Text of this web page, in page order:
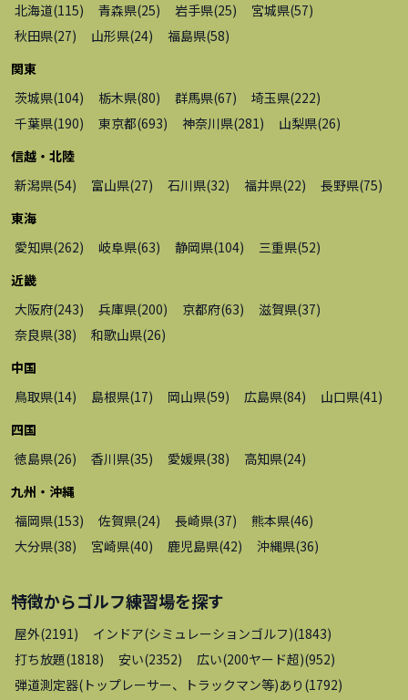
北海道(115) 青森県(25) 岩手県(25) 宮城県(57)
秋田県(27) 山形県(24) 福島県(58)
関東
茨城県(104) 栃木県(80) 群馬県(67) 埼玉県(222)
千葉県(190) 東京都(693) 神奈川県(281) 山梨県(26)
信越・北陸
新潟県(54) 富山県(27) 石川県(32) 福井県(22) 長野県(75)
東海
愛知県(262) 岐阜県(63) 静岡県(104) 三重県(52)
近畿
大阪府(243) 兵庫県(200) 京都府(63) 滋賀県(37)
奈良県(38) 和歌山県(26)
中国
鳥取県(14) 島根県(17) 岡山県(59) 広島県(84) 山口県(41)
四国
徳島県(26) 香川県(35) 愛媛県(38) 高知県(24)
九州・沖縄
福岡県(153) 佐賀県(24) 長崎県(37) 熊本県(46)
大分県(38) 宮崎県(40) 鹿児島県(42) 沖縄県(36)
特徴からゴルフ練習場を探す
屋外(2191) インドア(シミュレーションゴルフ)(1843)
打ち放題(1818) 安い(2352) 広い(200ヤード超)(952)
弾道測定器(トップレーサー、トラックマン等)あり (1792)